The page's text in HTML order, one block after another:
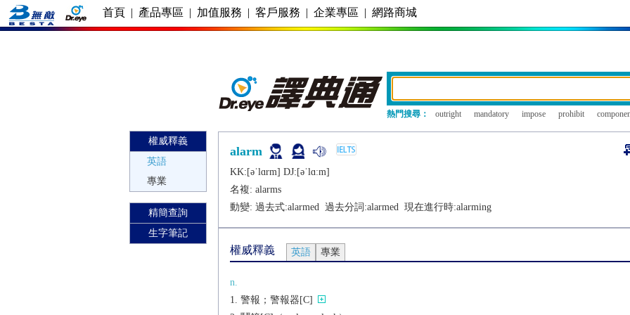
首頁 | 產品專區 | 加值服務 | 客戶服務 | 企業專區 | 網路商城
熱門搜尋： outright mandatory impose prohibit
權威釋義
英語
專業
精簡查詢
生字筆記
alarm
KK:[ǝˈlɑrm] DJ:[ǝˈlɑːm]
名複: alarms
動變: 過去式:alarmed 過去分詞:alarmed 現在進行時:alarming
權威釋義 英語 專業
n.
警報；警報器[C]